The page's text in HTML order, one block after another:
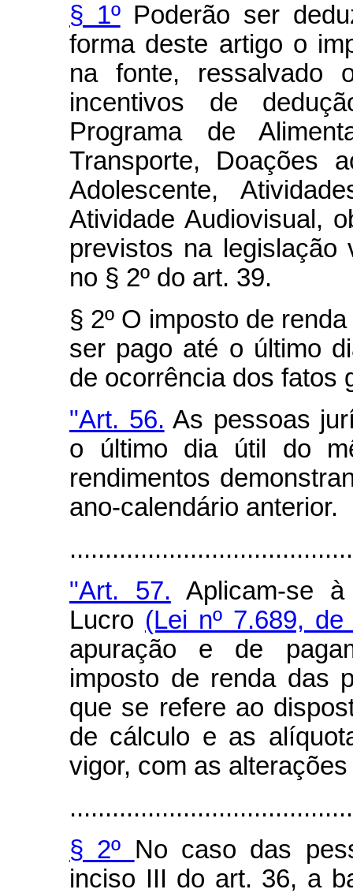
§ 1ºPoderão ser
forma deste artigo o
na fonte,
incentivos de
Programa de
Transporte, Doações
Adolescente,
Atividade Audiovisual,
previstos na legislação
no § 2º do art. 39.
§ 2º O imposto de
ser pago até o último
de ocorrência dos fatos
"Art. 56. As pessoas
o último dia útil do
rendimentos
ano-calendário anterior.
"Art. 57. Aplicam-se
Lucro (Lei nº 7.689, de
apuração e de
imposto de renda das
que se refere ao
de cálculo e as
vigor, com as
§ 2º No caso das
inciso III do art. 36, a